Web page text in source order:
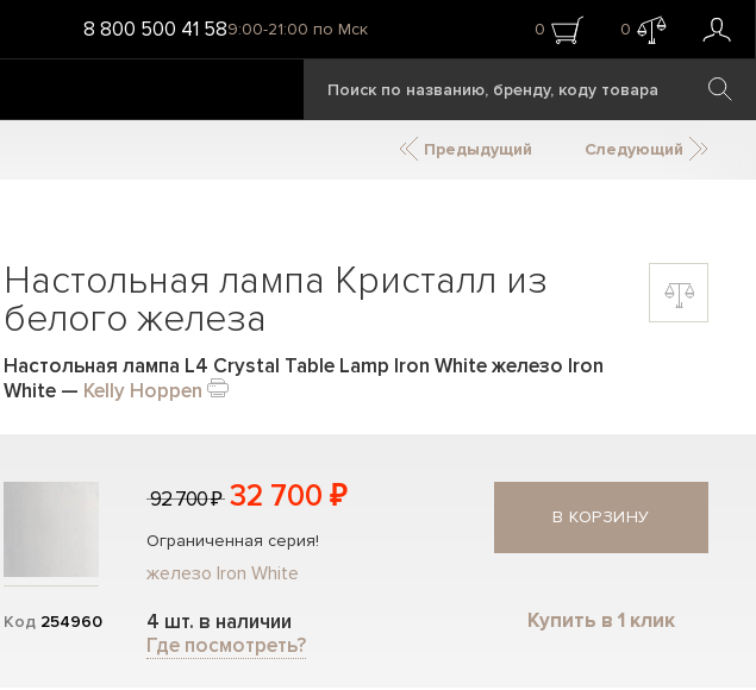
8 800 500 41 589:00-21:00 по Мск 0 0
Предыдущий Следующий
Настольная лампа Кристалл из
белого железа
Настольная лампа L4 Crystal Table Lamp Iron White железо Iron
White — Kelly Hoppen
Код 254960
92 700 ₽ 32 700 ₽
Ограниченная серия!
железо Iron White
4 шт. в наличии
Где посмотреть?
В КОРЗИНУ
Купить в 1 клик